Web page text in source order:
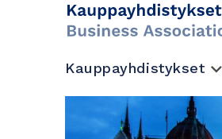
Kauppayhdistykset